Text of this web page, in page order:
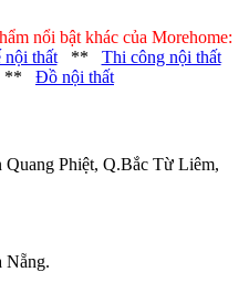
nổi bật khác của Morehome:
nội thất** Thi công nội thất
** Đồ nội thất
Phiệt, Q.Bắc Từ Liêm,
Nẵng.